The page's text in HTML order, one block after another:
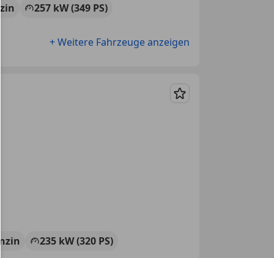
257 kW (349 PS)
+ Weitere Fahrzeuge anzeigen
Merken
235 kW (320 PS)